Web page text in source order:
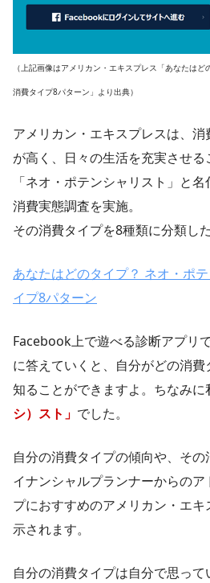
（上記画像はアメリカン・エキスプレス「あなたは
消費タイプ8パターン」より出典）
アメリカン・エキスプレスは、
が高く、日々の生活を充実させ
「ネオ・ポテンシャリスト」と
消費実態調査を実施。
その消費タイプを8種類に分類し
あなたはどのタイプ？ ネオ・ポ
イプ8パターン
Facebook上で遊べる診断アプリ
に答えていくと、自分がどの消
知ることができますよ。ちなみに
シ）スト」 でした。
自分の消費タイプの傾向や、そ
イナンシャルプランナーからの
プにおすすめのアメリカン・エ
示されます。
自分の消費タイプは自分で思っ